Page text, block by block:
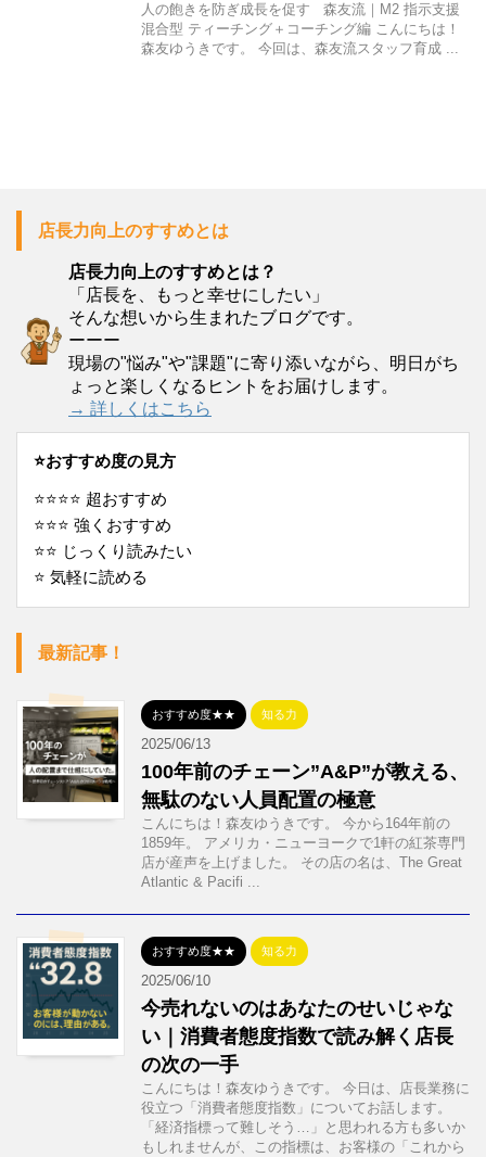
人の飽きを防ぎ成長を促す 森友流｜M2 指示支援
混合型 ティーチング＋コーチング編 こんにちは！
森友ゆうきです。 今回は、森友流スタッフ育成 ...
店長力向上のすすめとは
店長力向上のすすめとは？
「店長を、もっと幸せにしたい」
そんな想いから生まれたブログです。
ーーー
現場の"悩み"や"課題"に寄り添いながら、明日がち
ょっと楽しくなるヒントをお届けします。
→ 詳しくはこちら
⭐️おすすめ度の見方
⭐️⭐️⭐️⭐️ 超おすすめ
⭐️⭐️⭐️ 強くおすすめ
⭐️⭐️ じっくり読みたい
⭐️ 気軽に読める
最新記事！
おすすめ度★★ 知る力
2025/06/13
100年前のチェーン”A&P”が教える、
無駄のない人員配置の極意
こんにちは！森友ゆうきです。 今から164年前の
1859年。 アメリカ・ニューヨークで1軒の紅茶専門
店が産声を上げました。 その店の名は、The Great
Atlantic & Pacifi ...
おすすめ度★★ 知る力
2025/06/10
今売れないのはあなたのせいじゃな
い｜消費者態度指数で読み解く店長
の次の一手
こんにちは！森友ゆうきです。 今日は、店長業務に
役立つ「消費者態度指数」についてお話します。
「経済指標って難しそう…」と思われる方も多いか
もしれませんが、この指標は、お客様の「これから